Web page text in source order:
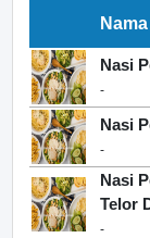
Nama
Nasi
-
Nasi
-
Nasi
Telor
-